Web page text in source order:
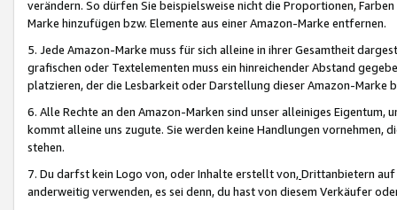
verändern. So dürfen Sie beispielsweise nicht die Proportionen,
Marke hinzufügen bzw. Elemente aus einer Amazon-Marke entfernen.
5. Jede Amazon-Marke muss für sich alleine in ihrer Gesamtheit
grafischen oder Textelementen muss ein hinreichender Abstand
platzieren, der die Lesbarkeit oder Darstellung dieser Amazon-Marke
6. Alle Rechte an den Amazon-Marken sind unser alleiniges
kommt alleine uns zugute. Sie werden keine Handlungen vornehmen,
stehen.
7. Du darfst kein Logo von, oder Inhalte erstellt von,Drittanbietern auf
anderweitig verwenden, es sei denn, du hast von diesem Verkäufer